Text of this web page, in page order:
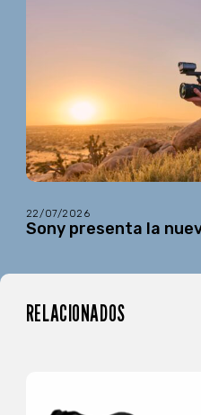
22/07/2026
Sony presenta la
RELACIONADOS